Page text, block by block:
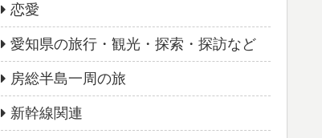
恋愛
愛知県の旅行・観光・探索・探訪など
房総半島一周の旅
新幹線関連